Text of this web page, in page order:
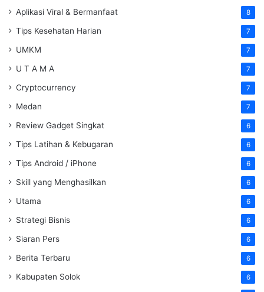
Aplikasi Viral & Bermanfaat 8
Tips Kesehatan Harian 7
UMKM 7
U T A M A 7
Cryptocurrency 7
Medan 7
Review Gadget Singkat 6
Tips Latihan & Kebugaran 6
Tips Android / iPhone 6
Skill yang Menghasilkan 6
Utama 6
Strategi Bisnis 6
Siaran Pers 6
Berita Terbaru 6
Kabupaten Solok 6